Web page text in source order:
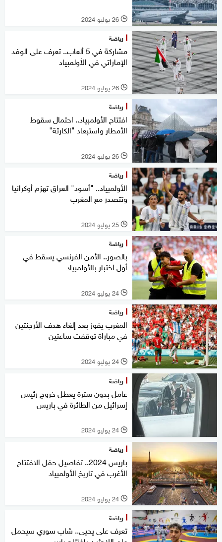
l 26 يوليو 2024
رياضة
مشاركة في 5 ألعاب.. تعرف على الوفد
الإماراتي في الأولمبياد
l 26 يوليو 2024
رياضة
افتتاح الأولمبياد.. احتمال سقوط
الأمطار واستبعاد "الكارثة"
l 26 يوليو 2024
رياضة
الأولمبياد.. "أسود" العراق تهزم أوكرانيا
وتتصدر مع المغرب
l 25 يوليو 2024
رياضة
بالصور.. الأمن الفرنسي يسقط في
أول اختبار بالأولمبياد
l 24 يوليو 2024
رياضة
المغرب يفوز بعد إلغاء هدف الأرجنتين
في مباراة توقفت ساعتين
l 24 يوليو 2024
رياضة
عامل بدون سترة يعطل خروج رئيس
إسرائيل من الطائرة في باريس
l 24 يوليو 2024
رياضة
باريس 2024.. تفاصيل حفل الافتتاح
الأغرب في تاريخ الأولمبياد
l 24 يوليو 2024
رياضة
تعرف على يحيى.. شاب سوري سيحمل